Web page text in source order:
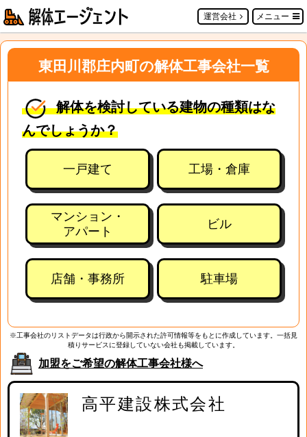
運営会社 メニュー
東田川郡庄内町の解体工事会社一覧
解体を検討している建物の種類はな
んでしょうか？
一戸建て 工場・倉庫
マンション・
アパート
ビル
店舗・事務所 駐車場
※工事会社のリストデータは行政から開示された許可情報等をもとに作成しています。一括見
積りサービスに登録していない会社も掲載しています。
加盟をご希望の解体工事会社様へ
高平建設株式会社